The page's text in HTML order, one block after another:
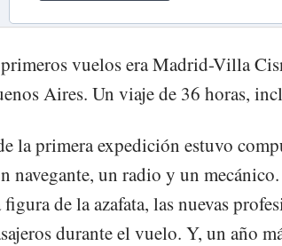
vuelos era Madrid-Villa
Aires. Un viaje de 36 horas,
la primera expedición estuvo
navegante, un radio y un
de la azafata, las nuevas
durante el vuelo. Y, un año